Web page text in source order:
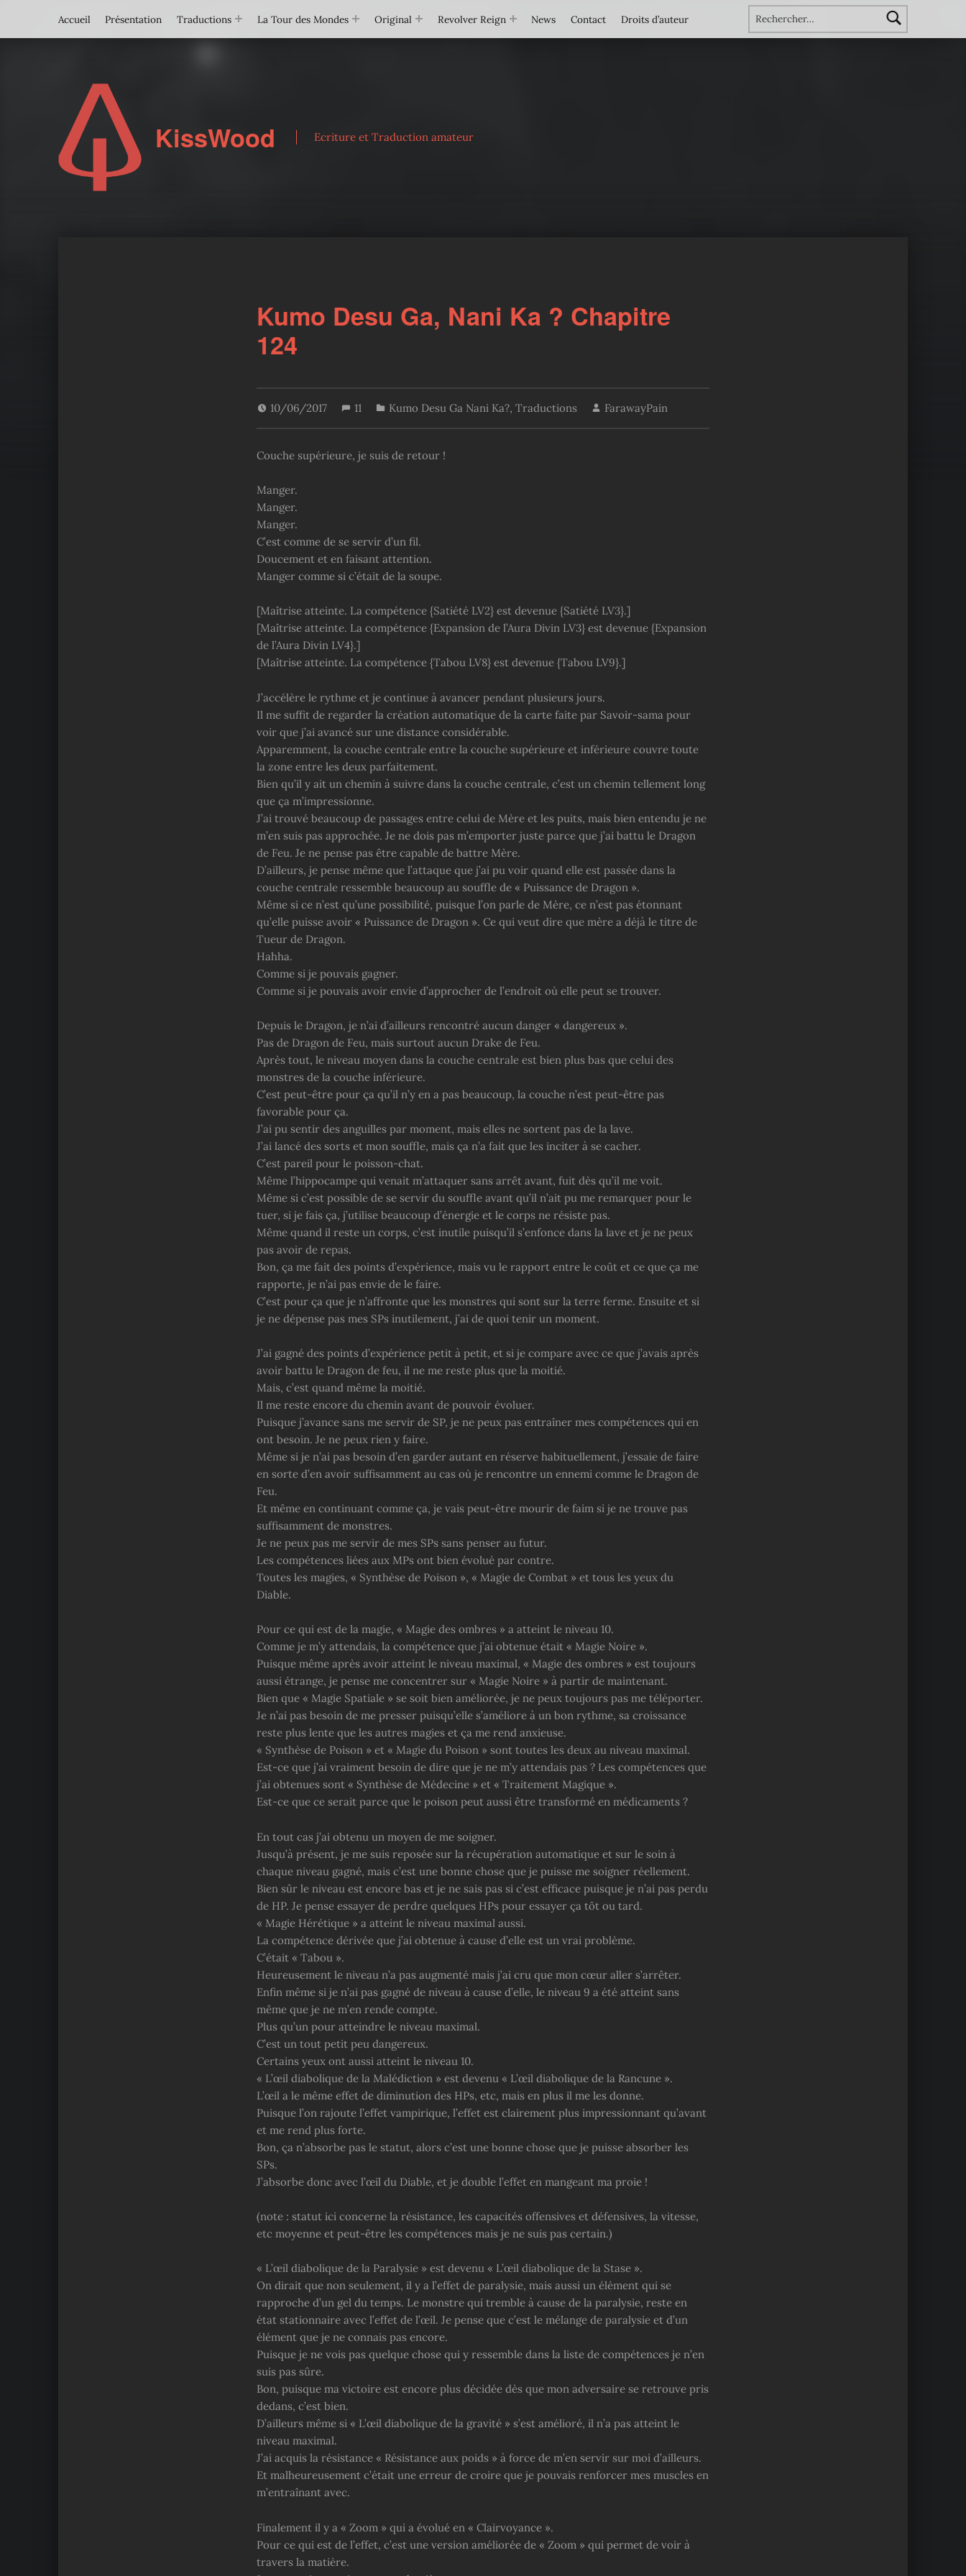
Rechercher :
Accueil
Présentation Traductions La Tour des Mondes Original Revolver Reign News Contact Droits d’auteur
KissWood Ecriture et Traduction amateur
Kumo Desu Ga, Nani Ka ? Chapitre
124
10/06/2017 11 Kumo Desu Ga Nani Ka?, Traductions FarawayPain
Couche supérieure, je suis de retour !
Manger.
Manger.
Manger.
C’est comme de se servir d’un fil.
Doucement et en faisant attention.
Manger comme si c’était de la soupe.
[Maîtrise atteinte. La compétence {Satiété LV2} est devenue {Satiété LV3}.]
[Maîtrise atteinte. La compétence {Expansion de l’Aura Divin LV3} est devenue {Expansion
de l’Aura Divin LV4}.]
[Maîtrise atteinte. La compétence {Tabou LV8} est devenue {Tabou LV9}.]
J’accélère le rythme et je continue à avancer pendant plusieurs jours.
Il me suffit de regarder la création automatique de la carte faite par Savoir-sama pour
voir que j’ai avancé sur une distance considérable.
Apparemment, la couche centrale entre la couche supérieure et inférieure couvre toute
la zone entre les deux parfaitement.
Bien qu’il y ait un chemin à suivre dans la couche centrale, c’est un chemin tellement long
que ça m’impressionne.
J’ai trouvé beaucoup de passages entre celui de Mère et les puits, mais bien entendu je ne
m’en suis pas approchée. Je ne dois pas m’emporter juste parce que j’ai battu le Dragon
de Feu. Je ne pense pas être capable de battre Mère.
D’ailleurs, je pense même que l’attaque que j’ai pu voir quand elle est passée dans la
couche centrale ressemble beaucoup au souffle de « Puissance de Dragon ».
Même si ce n’est qu’une possibilité, puisque l’on parle de Mère, ce n’est pas étonnant
qu’elle puisse avoir « Puissance de Dragon ». Ce qui veut dire que mère a déjà le titre de
Tueur de Dragon.
Hahha.
Comme si je pouvais gagner.
Comme si je pouvais avoir envie d’approcher de l’endroit où elle peut se trouver.
Depuis le Dragon, je n’ai d’ailleurs rencontré aucun danger « dangereux ».
Pas de Dragon de Feu, mais surtout aucun Drake de Feu.
Après tout, le niveau moyen dans la couche centrale est bien plus bas que celui des
monstres de la couche inférieure.
C’est peut-être pour ça qu’il n’y en a pas beaucoup, la couche n’est peut-être pas
favorable pour ça.
J’ai pu sentir des anguilles par moment, mais elles ne sortent pas de la lave.
J’ai lancé des sorts et mon souffle, mais ça n’a fait que les inciter à se cacher.
C’est pareil pour le poisson-chat.
Même l’hippocampe qui venait m’attaquer sans arrêt avant, fuit dès qu’il me voit.
Même si c’est possible de se servir du souffle avant qu’il n’ait pu me remarquer pour le
tuer, si je fais ça, j’utilise beaucoup d’énergie et le corps ne résiste pas.
Même quand il reste un corps, c’est inutile puisqu’il s’enfonce dans la lave et je ne peux
pas avoir de repas.
Bon, ça me fait des points d’expérience, mais vu le rapport entre le coût et ce que ça me
rapporte, je n’ai pas envie de le faire.
C’est pour ça que je n’affronte que les monstres qui sont sur la terre ferme. Ensuite et si
je ne dépense pas mes SPs inutilement, j’ai de quoi tenir un moment.
J’ai gagné des points d’expérience petit à petit, et si je compare avec ce que j’avais après
avoir battu le Dragon de feu, il ne me reste plus que la moitié.
Mais, c’est quand même la moitié.
Il me reste encore du chemin avant de pouvoir évoluer.
Puisque j’avance sans me servir de SP, je ne peux pas entraîner mes compétences qui en
ont besoin. Je ne peux rien y faire.
Même si je n’ai pas besoin d’en garder autant en réserve habituellement, j’essaie de faire
en sorte d’en avoir suffisamment au cas où je rencontre un ennemi comme le Dragon de
Feu.
Et même en continuant comme ça, je vais peut-être mourir de faim si je ne trouve pas
suffisamment de monstres.
Je ne peux pas me servir de mes SPs sans penser au futur.
Les compétences liées aux MPs ont bien évolué par contre.
Toutes les magies, « Synthèse de Poison », « Magie de Combat » et tous les yeux du
Diable.
Pour ce qui est de la magie, « Magie des ombres » a atteint le niveau 10.
Comme je m’y attendais, la compétence que j’ai obtenue était « Magie Noire ».
Puisque même après avoir atteint le niveau maximal, « Magie des ombres » est toujours
aussi étrange, je pense me concentrer sur « Magie Noire » à partir de maintenant.
Bien que « Magie Spatiale » se soit bien améliorée, je ne peux toujours pas me téléporter.
Je n’ai pas besoin de me presser puisqu’elle s’améliore à un bon rythme, sa croissance
reste plus lente que les autres magies et ça me rend anxieuse.
« Synthèse de Poison » et « Magie du Poison » sont toutes les deux au niveau maximal.
Est-ce que j’ai vraiment besoin de dire que je ne m’y attendais pas ? Les compétences que
j’ai obtenues sont « Synthèse de Médecine » et « Traitement Magique ».
Est-ce que ce serait parce que le poison peut aussi être transformé en médicaments ?
En tout cas j’ai obtenu un moyen de me soigner.
Jusqu’à présent, je me suis reposée sur la récupération automatique et sur le soin à
chaque niveau gagné, mais c’est une bonne chose que je puisse me soigner réellement.
Bien sûr le niveau est encore bas et je ne sais pas si c’est efficace puisque je n’ai pas perdu
de HP. Je pense essayer de perdre quelques HPs pour essayer ça tôt ou tard.
« Magie Hérétique » a atteint le niveau maximal aussi.
La compétence dérivée que j’ai obtenue à cause d’elle est un vrai problème.
C’était « Tabou ».
Heureusement le niveau n’a pas augmenté mais j’ai cru que mon cœur aller s’arrêter.
Enfin même si je n’ai pas gagné de niveau à cause d’elle, le niveau 9 a été atteint sans
même que je ne m’en rende compte.
Plus qu’un pour atteindre le niveau maximal.
C’est un tout petit peu dangereux.
Certains yeux ont aussi atteint le niveau 10.
« L’œil diabolique de la Malédiction » est devenu « L’œil diabolique de la Rancune ».
L’œil a le même effet de diminution des HPs, etc, mais en plus il me les donne.
Puisque l’on rajoute l’effet vampirique, l’effet est clairement plus impressionnant qu’avant
et me rend plus forte.
Bon, ça n’absorbe pas le statut, alors c’est une bonne chose que je puisse absorber les
SPs.
J’absorbe donc avec l’œil du Diable, et je double l’effet en mangeant ma proie !
(note : statut ici concerne la résistance, les capacités offensives et défensives, la vitesse,
etc moyenne et peut-être les compétences mais je ne suis pas certain.)
« L’œil diabolique de la Paralysie » est devenu « L’œil diabolique de la Stase ».
On dirait que non seulement, il y a l’effet de paralysie, mais aussi un élément qui se
rapproche d’un gel du temps. Le monstre qui tremble à cause de la paralysie, reste en
état stationnaire avec l’effet de l’œil. Je pense que c’est le mélange de paralysie et d’un
élément que je ne connais pas encore.
Puisque je ne vois pas quelque chose qui y ressemble dans la liste de compétences je n’en
suis pas sûre.
Bon, puisque ma victoire est encore plus décidée dès que mon adversaire se retrouve pris
dedans, c’est bien.
D’ailleurs même si « L’œil diabolique de la gravité » s’est amélioré, il n’a pas atteint le
niveau maximal.
J’ai acquis la résistance « Résistance aux poids » à force de m’en servir sur moi d’ailleurs.
Et malheureusement c’était une erreur de croire que je pouvais renforcer mes muscles en
m’entraînant avec.
Finalement il y a « Zoom » qui a évolué en « Clairvoyance ».
Pour ce qui est de l’effet, c’est une version améliorée de « Zoom » qui permet de voir à
travers la matière.